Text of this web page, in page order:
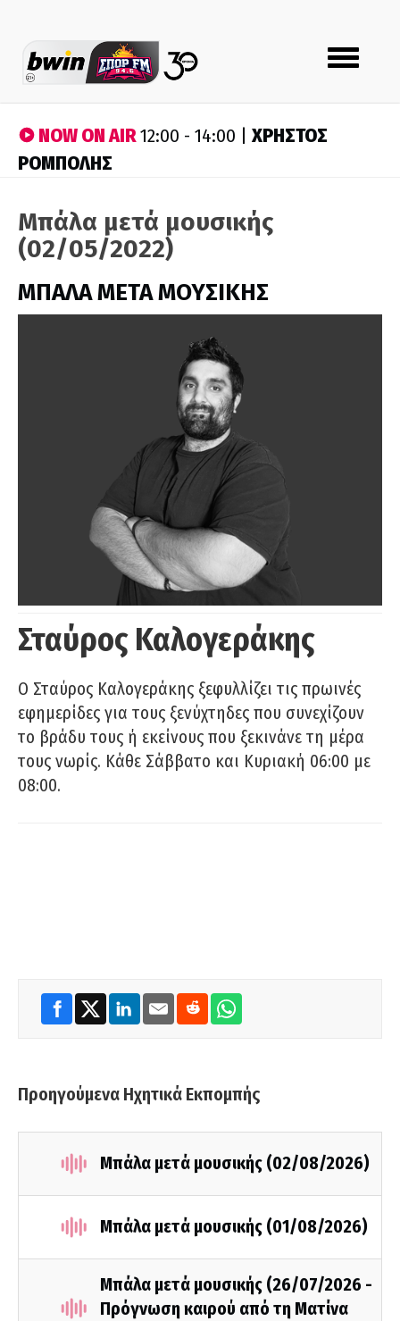
Toggle
navigation
NOW ON AIR12:00 - 14:00 | ΧΡΗΣΤΟΣ
ΡΟΜΠΟΛΗΣ
Μπάλα μετά μουσικής
(02/05/2022)
ΜΠΑΛΑ ΜΕΤΑ ΜΟΥΣΙΚΗΣ
Σταύρος Καλογεράκης
Ο Σταύρος Καλογεράκης ξεφυλλίζει τις πρωινές
εφημερίδες για τους ξενύχτηδες που συνεχίζουν
το βράδυ τους ή εκείνους που ξεκινάνε τη μέρα
τους νωρίς. Κάθε Σάββατο και Κυριακή 06:00 με
08:00.
Προηγούμενα Ηχητικά Εκπομπής
Μπάλα μετά μουσικής (02/08/2026)
Μπάλα μετά μουσικής (01/08/2026)
Μπάλα μετά μουσικής (26/07/2026 -
Πρόγνωση καιρού από τη Ματίνα